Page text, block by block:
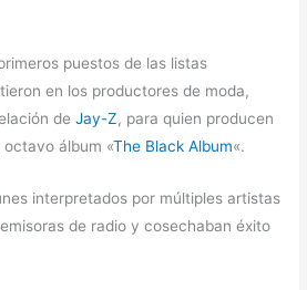
puestos de las listas
en los productores de moda,
deJay-Z, para quien producen
álbum «The Black Album«.
interpretados por múltiples artistas
de radio y cosechaban éxito